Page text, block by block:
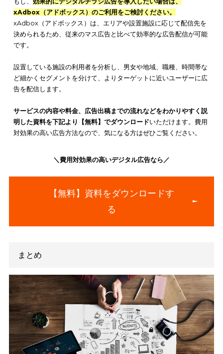
補助金制度が利用できる場合は、積極的に活用することで費用
填が可能です。例えば、規模の小さな事業者は、地元の商工会
から「
小規模事業者持続化補助金 」が受けられます。
て地道な販路獲得・拡大を支援する制度です。上限50万円まで
告宣伝費に対して、3分の2の金額が補助金として給付されます
るため、定期的に確認すると良いでしょう。
デザインにこだわり効果を高める
チラシ広告を制作する際は、紙面上のデザインにこだわり
チラシを見たターゲットが、紙面に興味を持てるよう
の疑問や要望に応えられる内容である必要があります。
チラシ広告の制作において、デザインへのこだわりを持って効
高める姿勢を忘れないようにしましょう。
チラシ広告はデジタル化することでコストダウンで